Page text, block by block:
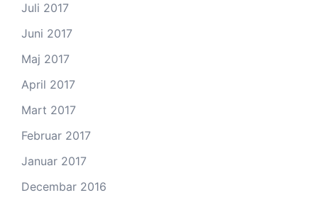
Juli 2017
Juni 2017
Maj 2017
April 2017
Mart 2017
Februar 2017
Januar 2017
Decembar 2016